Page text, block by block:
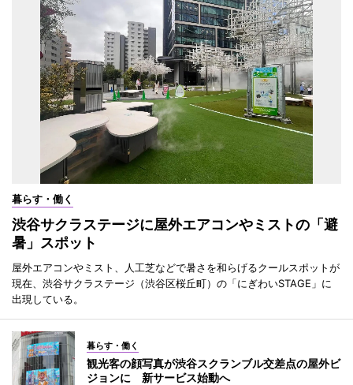
暮らす・働く
渋谷サクラステージに屋外エアコンやミストの「避
暑」スポット
屋外エアコンやミスト、人工芝などで暑さを和らげるクールスポットが
現在、渋谷サクラステージ（渋谷区桜丘町）の「にぎわいSTAGE」に
出現している。
暮らす・働く
観光客の顔写真が渋谷スクランブル交差点の屋外ビ
ジョンに 新サービス始動へ